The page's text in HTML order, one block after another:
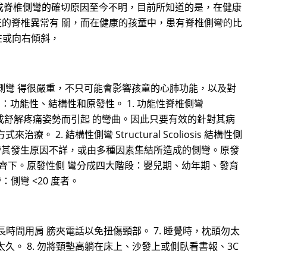
椎側彎的確切原因至今不明，目前所知道的是，在健康
脊椎異常有 關，而在健康的孩童中，患有脊椎側彎的比
向右傾斜，
得很嚴重，不只可能會影響孩童的心肺功能，以及對
功能性、結構性和原發性。 1. 功能性脊椎側彎
解疼痛姿勢而引起 的彎曲。因此只要有效的針對其病
來治療。 2. 結構性側彎 Structural Scoliosis 結構性側
發生原因不詳，或由多種因素集結所造成的側彎。原發
。原發性側 彎分成四大階段：嬰兒期、幼年期、發育
側彎 <20 度者。
時間用肩 膀夾電話以免扭傷頸部。 7. 睡覺時，枕頭勿太
。 8. 勿將頸墊高躺在床上、沙發上或側臥看書報、3C